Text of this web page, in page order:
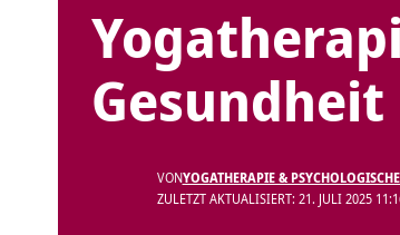
Gesundheit
ZULETZT AKTUALISIERT: 21. JULI 2025
VONYOGATHERAPIE &